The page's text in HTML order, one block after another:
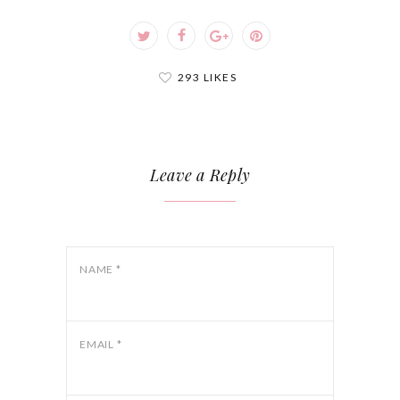
Socken über die Hose ziehen hilft.
vorbereitet sein.293 LIKES
Leave a Reply
NAME *
EMAIL *